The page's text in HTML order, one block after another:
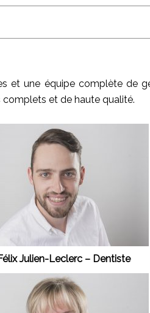
et une équipe complète de
complets et de haute qualité.
Julien-Leclerc – Dentiste